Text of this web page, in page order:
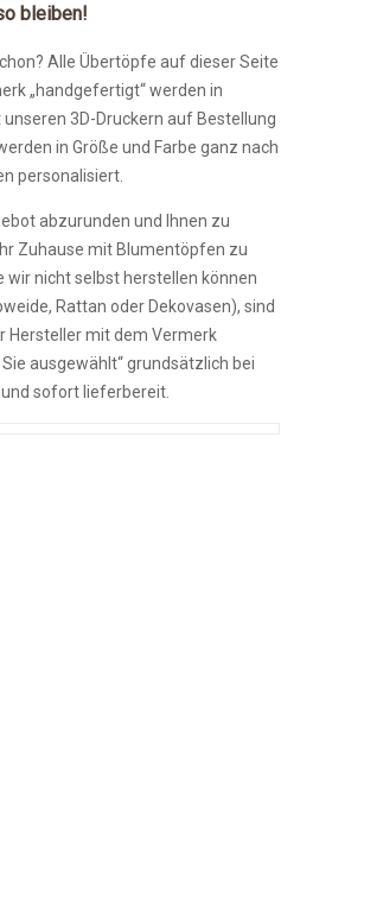
bleiben!
Alle Übertöpfe auf dieser Seite
„handgefertigt“ werden in
unseren 3D-Druckern auf Bestellung
in Größe und Farbe ganz nach
personalisiert.
abzurunden und Ihnen zu
Zuhause mit Blumentöpfen zu
wir nicht selbst herstellen können
Rattan oder Dekovasen), sind
Hersteller mit dem Vermerk
ausgewählt“ grundsätzlich bei
sofort lieferbereit.